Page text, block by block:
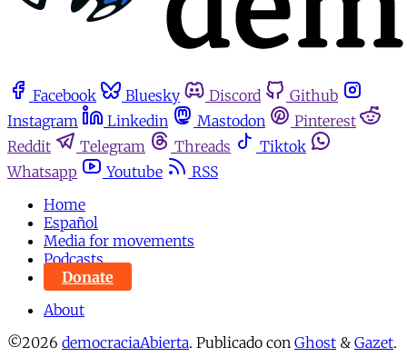
Facebook Bluesky Discord
Github
Instagram
Linkedin Mastodon
Pinterest
Reddit
Telegram Threads
Tiktok
Whatsapp
Youtube
RSS
Home
Español
Media for movements
Podcasts
Donate
About
©2026 democraciaAbierta. Publicado con Ghost & Gazet.